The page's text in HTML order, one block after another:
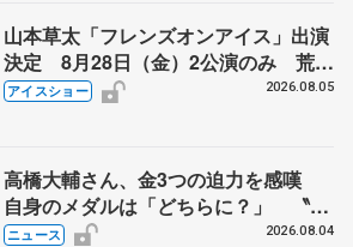
山本草太「フレンズオンアイス」出演
決定 8月28日（金）2公演のみ 荒川
静香さんプロデュース、20周年のアイ
アイスショー 2026.08.05
高橋大輔さん、金3つの迫力を感嘆
自身のメダルは「どちらに？」 〝リ
ス兄弟〟オリンピック3連覇の野村忠
ニュース 2026.08.04